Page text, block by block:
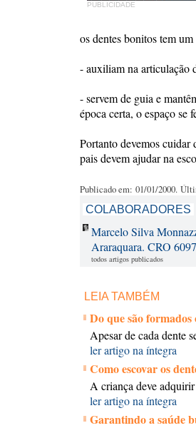
PUBLICIDADE
os dentes bonitos tem
- auxiliam na articulação
- servem de guia e
época certa, o espaço se
Portanto devemos cuidar
pais devem ajudar na
Publicado em: 01/01/2000.
COLABORADORES
Marcelo Silva
Araraquara. CRO
todos artigos publicados
LEIA TAMBÉM
Do que são formados
Apesar de cada dente
ler artigo na íntegra
Como escovar os
A criança deve
ler artigo na íntegra
Garantindo a saúde